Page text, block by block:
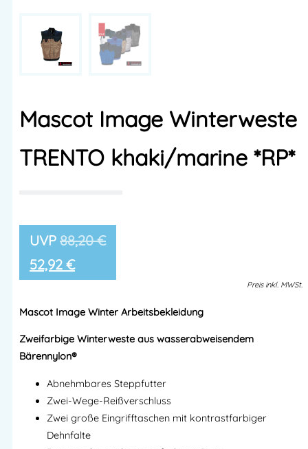
Mascot Image Winterweste
TRENTO khaki/marine *RP*
88,20€
52,92 €
Preis inkl. MWSt.
Mascot Image Winter Arbeitsbekleidung
Zweifarbige Winterweste aus wasserabweisendem
Bärennylon®
Abnehmbares Steppfutter
Zwei-Wege-Reißverschluss
Zwei große Eingrifftaschen mit kontrastfarbiger
Dehnfalte